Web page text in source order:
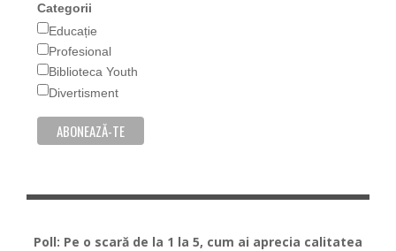
Categorii
Educație
Profesional
Biblioteca Youth
Divertisment
Poll: Pe o scară de la 1 la 5, cum ai aprecia calitatea